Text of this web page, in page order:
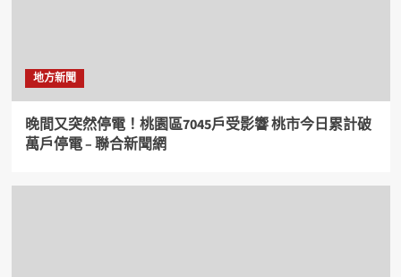
地方新聞
晚間又突然停電！桃園區7045戶受影響 桃市今日累計破
萬戶停電 – 聯合新聞網